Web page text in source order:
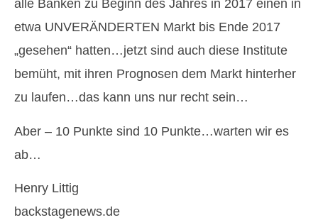
alle Banken zu Beginn des Jahres in 2017 einen in
etwa UNVERÄNDERTEN Markt bis Ende 2017
„gesehen“ hatten…jetzt sind auch diese Institute
bemüht, mit ihren Prognosen dem Markt hinterher
zu laufen…das kann uns nur recht sein…
Aber – 10 Punkte sind 10 Punkte…warten wir es
ab…
Henry Littig
backstagenews.de